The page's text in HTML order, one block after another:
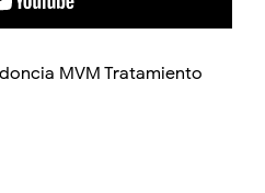
MVM Tratamiento